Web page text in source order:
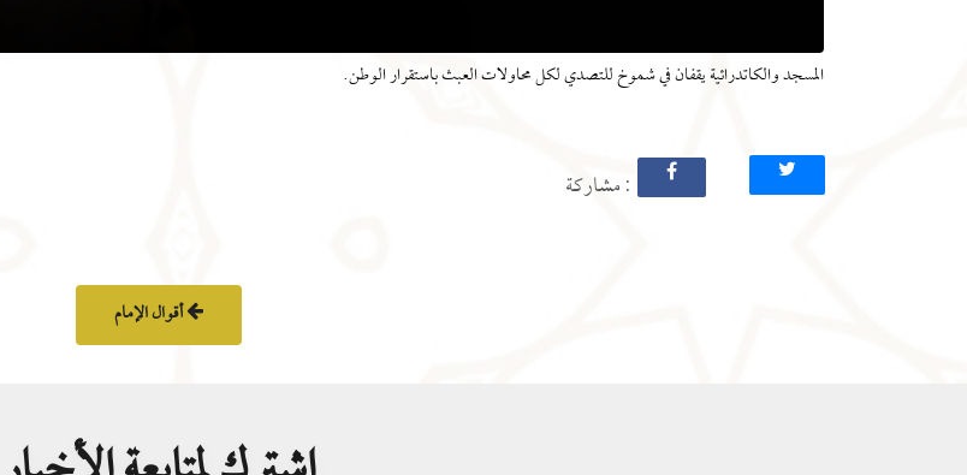
المسجد والكاتدرائية يقفان في شموخ للتصدي لكل محاولات العبث باستقرار الوطن.
: مشاركة
أقوال الإمام